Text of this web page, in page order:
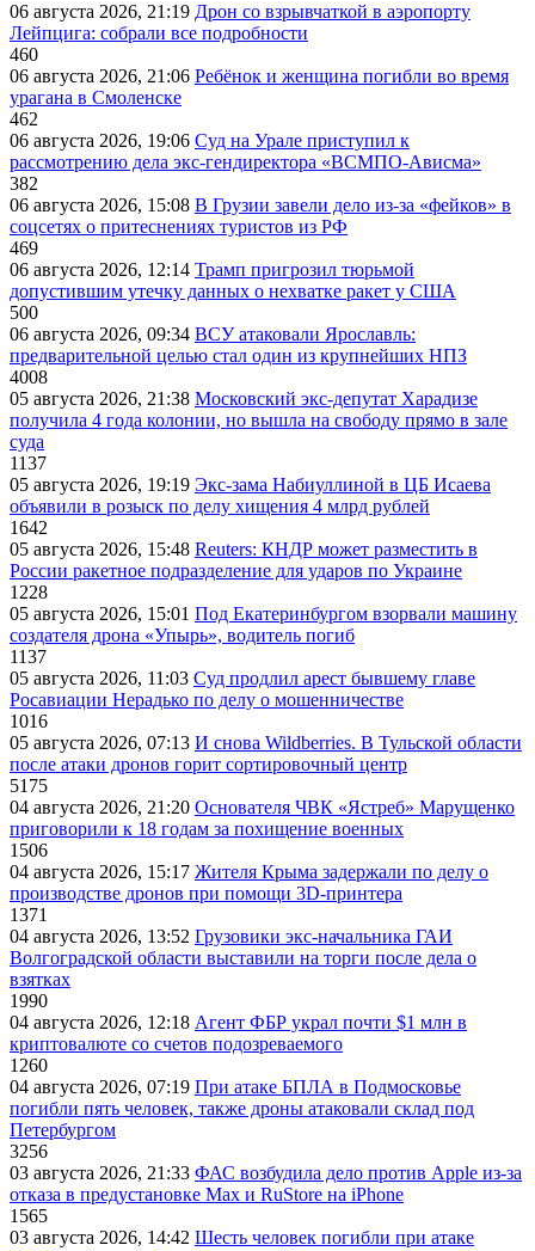
06 августа 2026, 21:19 Дрон со взрывчаткой в аэропорту
Лейпцига: собрали все подробности
460
06 августа 2026, 21:06 Ребёнок и женщина погибли во время
урагана в Смоленске
462
06 августа 2026, 19:06 Суд на Урале приступил к
рассмотрению дела экс-гендиректора «ВСМПО-Ависма»
382
06 августа 2026, 15:08 В Грузии завели дело из-за «фейков» в
соцсетях о притеснениях туристов из РФ
469
06 августа 2026, 12:14 Трамп пригрозил тюрьмой
допустившим утечку данных о нехватке ракет у США
500
06 августа 2026, 09:34 ВСУ атаковали Ярославль:
предварительной целью стал один из крупнейших НПЗ
4008
05 августа 2026, 21:38 Московский экс-депутат Харадизе
получила 4 года колонии, но вышла на свободу прямо в зале
суда
1137
05 августа 2026, 19:19 Экс-зама Набиуллиной в ЦБ Исаева
объявили в розыск по делу хищения 4 млрд рублей
1642
05 августа 2026, 15:48 Reuters: КНДР может разместить в
России ракетное подразделение для ударов по Украине
1228
05 августа 2026, 15:01 Под Екатеринбургом взорвали машину
создателя дрона «Упырь», водитель погиб
1137
05 августа 2026, 11:03 Суд продлил арест бывшему главе
Росавиации Нерадько по делу о мошенничестве
1016
05 августа 2026, 07:13 И снова Wildberries. В Тульской области
после атаки дронов горит сортировочный центр
5175
04 августа 2026, 21:20 Основателя ЧВК «Ястреб» Марущенко
приговорили к 18 годам за похищение военных
1506
04 августа 2026, 15:17 Жителя Крыма задержали по делу о
производстве дронов при помощи 3D‑принтера
1371
04 августа 2026, 13:52 Грузовики экс-начальника ГАИ
Волгоградской области выставили на торги после дела о
взятках
1990
04 августа 2026, 12:18 Агент ФБР украл почти $1 млн в
криптовалюте со счетов подозреваемого
1260
04 августа 2026, 07:19 При атаке БПЛА в Подмосковье
погибли пять человек, также дроны атаковали склад под
Петербургом
3256
03 августа 2026, 21:33 ФАС возбудила дело против Apple из-за
отказа в предустановке Max и RuStore на iPhone
1565
03 августа 2026, 14:42 Шесть человек погибли при атаке